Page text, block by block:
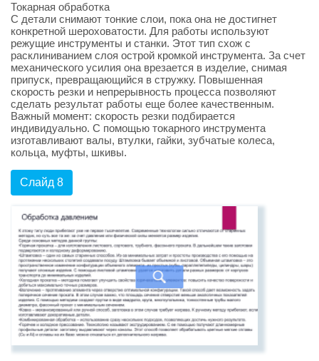
Токарная обработка
С детали снимают тонкие слои, пока она не достигнет
конкретной шероховатости. Для работы используют
режущие инструменты и станки. Этот тип схож с
расклиниванием слоя острой кромкой инструмента. За счет
механического усилия она врезается в изделие, снимая
припуск, превращающийся в стружку. Повышенная
скорость резки и непрерывность процесса позволяют
сделать результат работы еще более качественным.
Важный момент: скорость резки подбирается
индивидуально. С помощью токарного инструмента
изготавливают валы, втулки, гайки, зубчатые колеса,
кольца, муфты, шкивы.
Слайд 8